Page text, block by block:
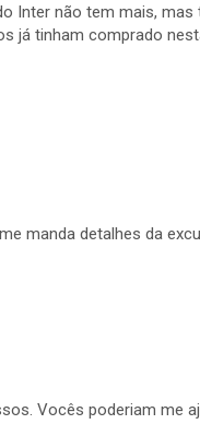
Inter não tem mais, mas
já tinham comprado
manda detalhes da
Vocês poderiam me